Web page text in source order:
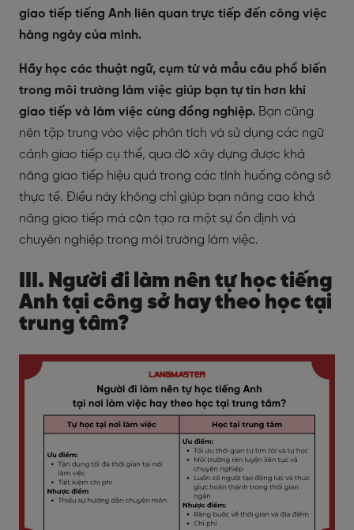
giao tiếp tiếng Anh liên quan trực tiếp đến công việc
hàng ngày của mình.
Hãy học các thuật ngữ, cụm từ và mẫu câu phổ biến
trong môi trường làm việc giúp bạn tự tin hơn khi
giao tiếp và làm việc cùng đồng nghiệp. Bạn cũng
nên tập trung vào việc phân tích và sử dụng các ngữ
cảnh giao tiếp cụ thể, qua đó xây dựng được khả
năng giao tiếp hiệu quả trong các tình huống công sở
thực tế. Điều này không chỉ giúp bạn nâng cao khả
năng giao tiếp mà còn tạo ra một sự ổn định và
chuyên nghiệp trong môi trường làm việc.
III. Người đi làm nên tự học tiếng
Anh tại công sở hay theo học tại
trung tâm?